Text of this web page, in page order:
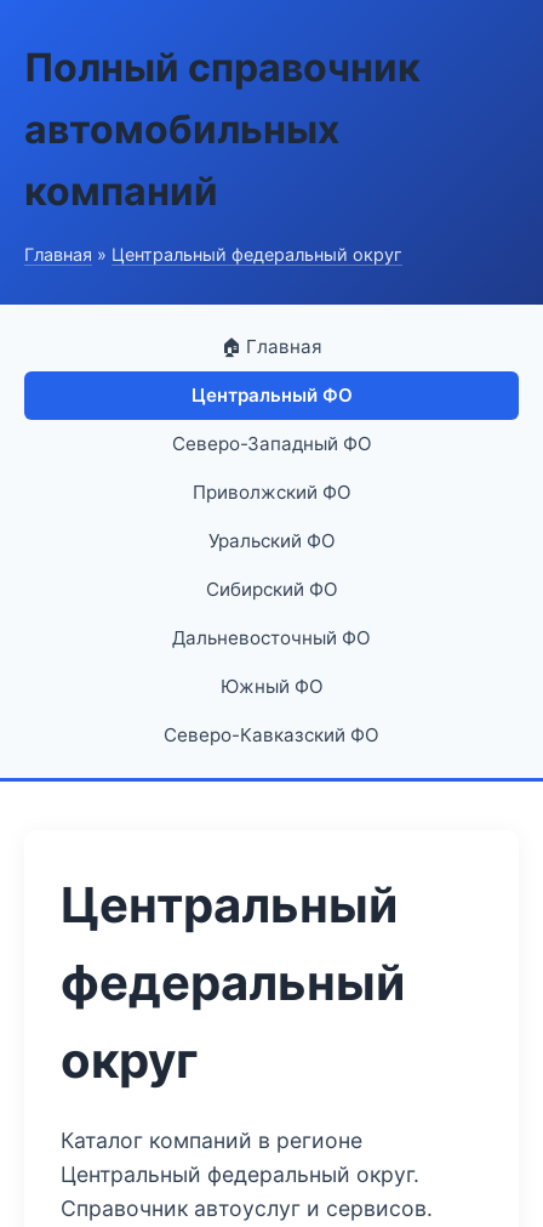
Полный справочник
автомобильных
компаний
Главная » Центральный федеральный округ
🏠 Главная
Центральный ФО
Северо-Западный ФО
Приволжский ФО
Уральский ФО
Сибирский ФО
Дальневосточный ФО
Южный ФО
Северо-Кавказский ФО
Центральный
федеральный
округ
Каталог компаний в регионе
Центральный федеральный округ.
Справочник автоуслуг и сервисов.